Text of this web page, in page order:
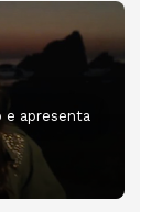
e apresenta